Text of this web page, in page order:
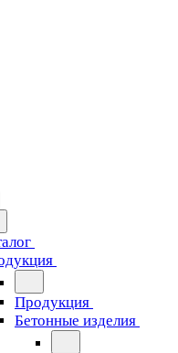
Продукция
Бетонные изделия